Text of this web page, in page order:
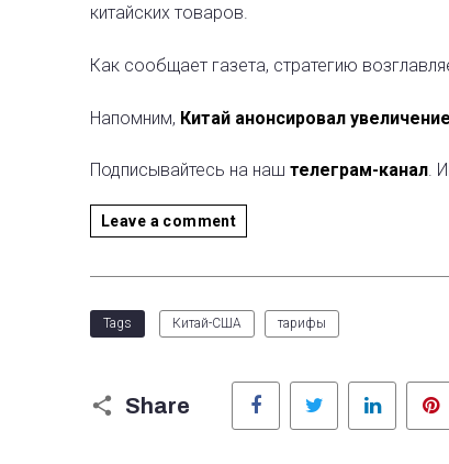
китайских товаров.
Как сообщает газета, стратегию
Напомним, Китай анонсировал
Подписывайтесь на наш телеграм-канал.
Leave a comment
Tags Китай-США тарифы
Share
Facebook Twitter LinkedIn